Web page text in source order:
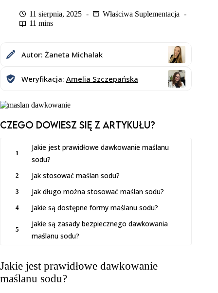
11 sierpnia, 2025
Właściwa Suplementacja
11 mins
Autor: Żaneta Michalak
Weryfikacja: Amelia Szczepańska
Czego dowiesz SIĘ z artykułu?
1
Jakie jest prawidłowe dawkowanie maślanu
sodu?
2 Jak stosować maślan sodu?
3 Jak długo można stosować maślan sodu?
4 Jakie są dostępne formy maślanu sodu?
5
Jakie są zasady bezpiecznego dawkowania
maślanu sodu?
Jakie jest prawidłowe dawkowanie
maślanu sodu?